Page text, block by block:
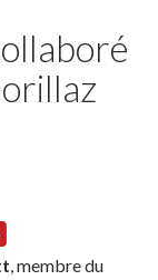
, membre du